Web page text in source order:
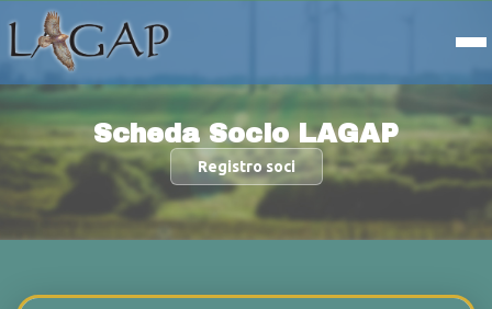
Scheda Socio LAGAP
Registro soci